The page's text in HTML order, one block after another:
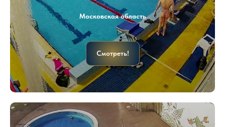
Московская область
Смотреть!